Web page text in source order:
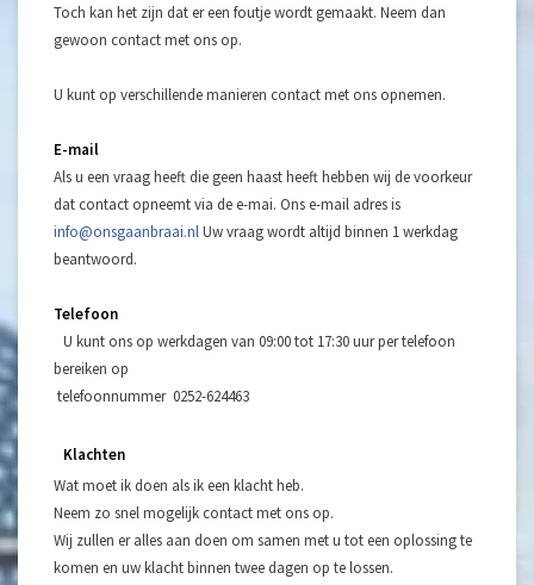
Toch kan het zijn dat er een foutje wordt gemaakt. Neem dan
gewoon contact met ons op.
U kunt op verschillende manieren contact met ons opnemen.
E-mail
Als u een vraag heeft die geen haast heeft hebben wij de voorkeur
dat contact opneemt via de e-mai. Ons e-mail adres is
info@onsgaanbraai.nlUw vraag wordt altijd binnen 1 werkdag
beantwoord.
Telefoon
U kunt ons op werkdagen van 09:00 tot 17:30 uur per telefoon
bereiken op
telefoonnummer 0252-624463
Klachten
Wat moet ik doen als ik een klacht heb.
Neem zo snel mogelijk contact met ons op.
Wij zullen er alles aan doen om samen met u tot een oplossing te
komen en uw klacht binnen twee dagen op te lossen.